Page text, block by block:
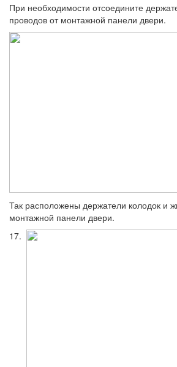
При необходимости отсоедините
проводов от монтажной па­нели двери.
Так расположены держатели колодок и
монтажной панели двери.
17.